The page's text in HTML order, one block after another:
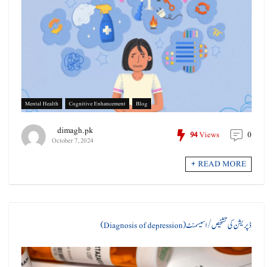
Blog
Cognitive Enhancement
Mental Health
dimagh.pk
October 7, 2024 94Views 0
READ MORE +
ڈپریشن کی تشخیص / اسیسمنٹ (Diagnosis of depression)